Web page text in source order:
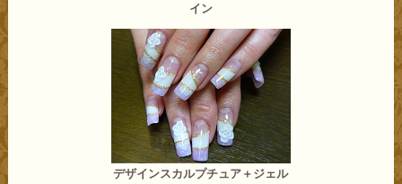
イン
デザインスカルプチュア＋ジェル